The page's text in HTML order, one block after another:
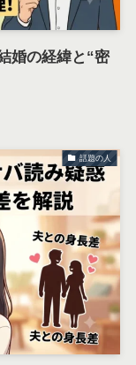
婚の経緯と“密
話題の人